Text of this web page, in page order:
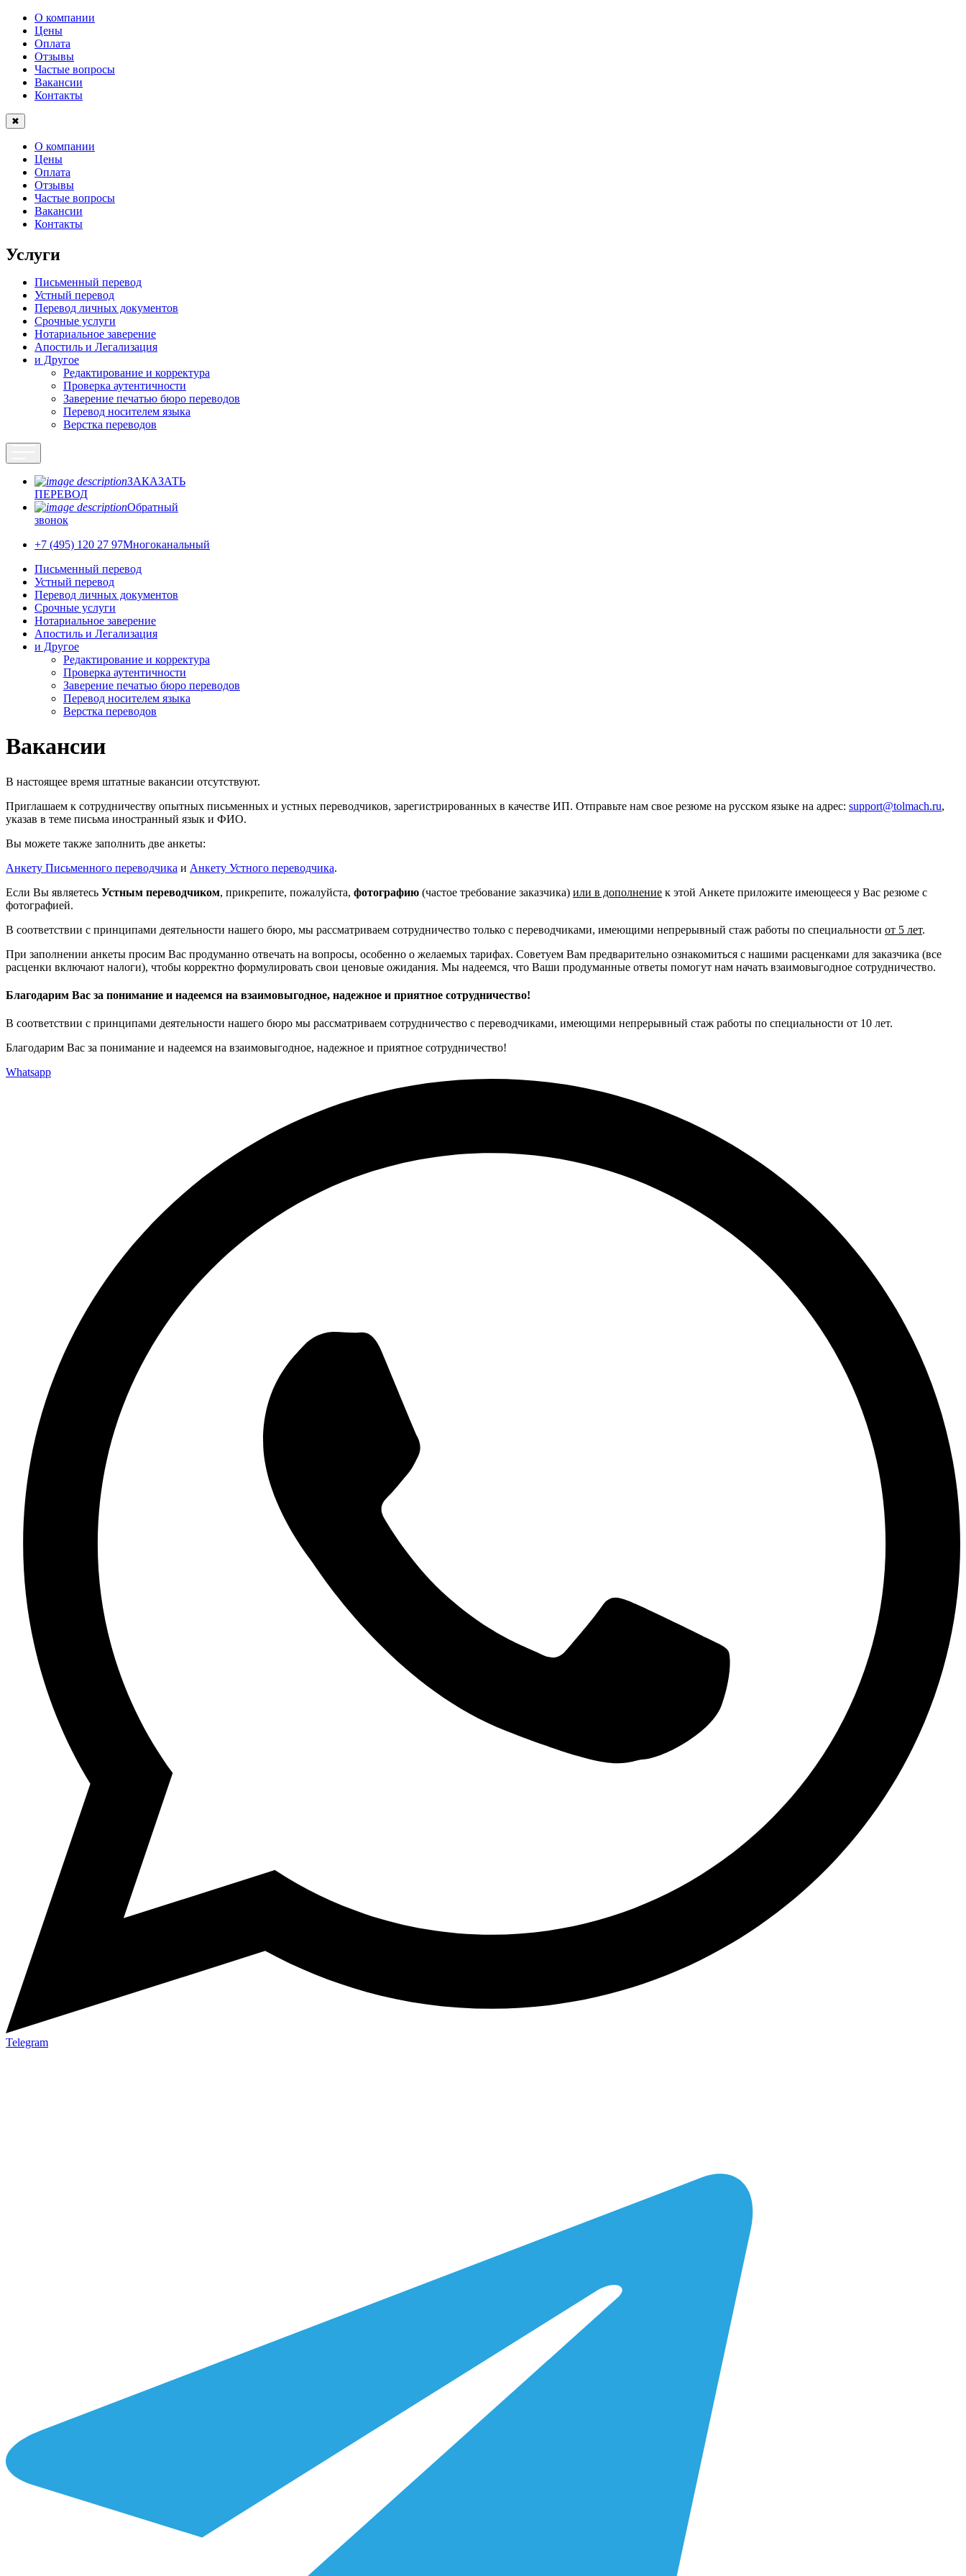
О компании
Цены
Оплата
Отзывы
Частые вопросы
Вакансии
Контакты
✖
О компании
Цены
Оплата
Отзывы
Частые вопросы
Вакансии
Контакты
Услуги
Письменный перевод
Устный перевод
Перевод личных документов
Срочные услуги
Нотариальное заверение
Апостиль и Легализация
и Другое
Редактирование и корректура
Проверка аутентичности
Заверение печатью бюро переводов
Перевод носителем языка
Верстка переводов
ЗАКАЗАТЬ
ПЕРЕВОД
Обратный
звонок
+7 (495) 120 27 97Многоканальный
Письменный перевод
Устный перевод
Перевод личных документов
Срочные услуги
Нотариальное заверение
Апостиль и Легализация
и Другое
Редактирование и корректура
Проверка аутентичности
Заверение печатью бюро переводов
Перевод носителем языка
Верстка переводов
Вакансии
В настоящее время штатные вакансии отсутствуют.
Приглашаем к сотрудничеству опытных письменных и устных переводчиков, зарегистрированных в качестве ИП. Отправьте нам свое резюме на русском языке на адрес: support@tolmach.ru,
указав в теме письма иностранный язык и ФИО.
Вы можете также заполнить две анкеты:
Анкету Письменного переводчика и Анкету Устного переводчика.
Если Вы являетесь Устным переводчиком, прикрепите, пожалуйста, фотографию (частое требование заказчика) или в дополнение к этой Анкете приложите имеющееся у Вас резюме с
фотографией.
В соответствии с принципами деятельности нашего бюро, мы рассматриваем сотрудничество только с переводчиками, имеющими непрерывный стаж работы по специальности от 5 лет.
При заполнении анкеты просим Вас продуманно отвечать на вопросы, особенно о желаемых тарифах. Советуем Вам предварительно ознакомиться с нашими расценками для заказчика (все
расценки включают налоги), чтобы корректно формулировать свои ценовые ожидания. Мы надеемся, что Ваши продуманные ответы помогут нам начать взаимовыгодное сотрудничество.
Благодарим Вас за понимание и надеемся на взаимовыгодное, надежное и приятное сотрудничество!
В соответствии с принципами деятельности нашего бюро мы рассматриваем сотрудничество с переводчиками, имеющими непрерывный стаж работы по специальности от 10 лет.
Благодарим Вас за понимание и надеемся на взаимовыгодное, надежное и приятное сотрудничество!
Whatsapp
Telegram